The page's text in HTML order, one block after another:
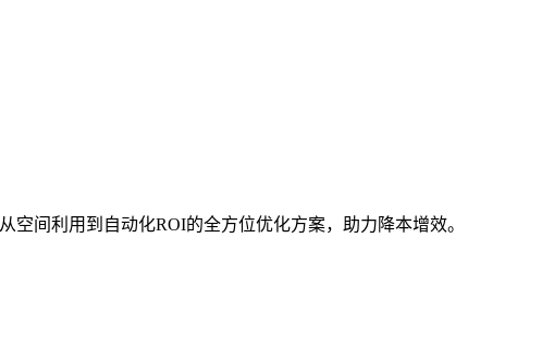
间利用到自动化ROI的全方位优化方案，助力降本增效。